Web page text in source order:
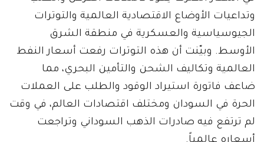
وتداعيات الأوضاع الاقتصادية العالمية والتوترات
الجيوسياسية والعسكرية في منطقة الشرق
الأوسط. وبيّنت أن هذه التوترات رفعت أسعار النفط
العالمية وتكاليف الشحن والتأمين البحري، مما
ضاعف فاتورة استيراد الوقود والطلب على العملات
الحرة في السودان ومختلف اقتصادات العالم، في وقت
لم ترتفع فيه صادرات الذهب السوداني وتراجعت